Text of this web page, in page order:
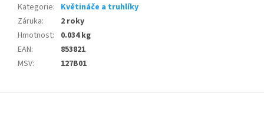
Kategorie: Květináče a truhlíky
Záruka:
2 roky
Hmotnost:
0.034 kg
EAN:
853821
MSV: 127B01